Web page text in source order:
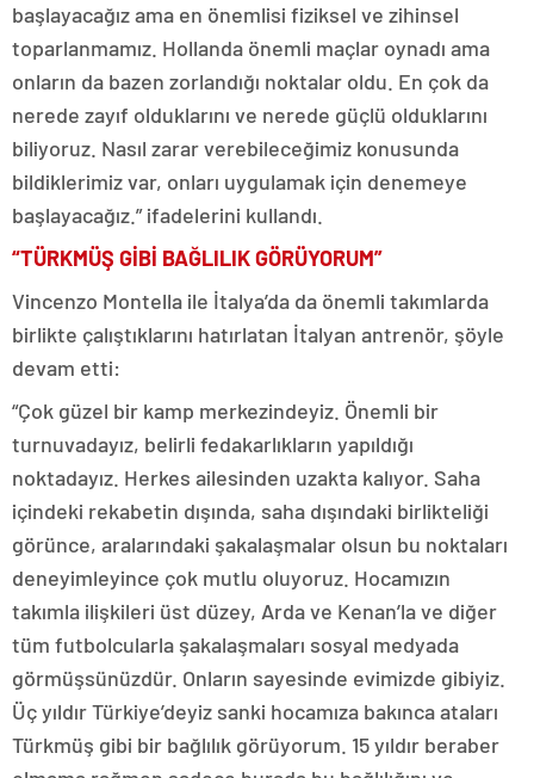
başlayacağız ama en önemlisi fiziksel ve zihinsel
toparlanmamız. Hollanda önemli maçlar oynadı ama
onların da bazen zorlandığı noktalar oldu. En çok da
nerede zayıf olduklarını ve nerede güçlü olduklarını
biliyoruz. Nasıl zarar verebileceğimiz konusunda
bildiklerimiz var, onları uygulamak için denemeye
başlayacağız.” ifadelerini kullandı.
“TÜRKMÜŞ GİBİ BAĞLILIK GÖRÜYORUM”
Vincenzo Montella ile İtalya’da da önemli takımlarda
birlikte çalıştıklarını hatırlatan İtalyan antrenör, şöyle
devam etti:
“Çok güzel bir kamp merkezindeyiz. Önemli bir
turnuvadayız, belirli fedakarlıkların yapıldığı
noktadayız. Herkes ailesinden uzakta kalıyor. Saha
içindeki rekabetin dışında, saha dışındaki birlikteliği
görünce, aralarındaki şakalaşmalar olsun bu noktaları
deneyimleyince çok mutlu oluyoruz. Hocamızın
takımla ilişkileri üst düzey, Arda ve Kenan’la ve diğer
tüm futbolcularla şakalaşmaları sosyal medyada
görmüşsünüzdür. Onların sayesinde evimizde gibiyiz.
Üç yıldır Türkiye’deyiz sanki hocamıza bakınca ataları
Türkmüş gibi bir bağlılık görüyorum. 15 yıldır beraber